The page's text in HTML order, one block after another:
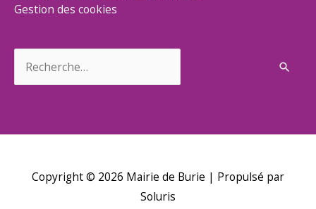
Gestion des cookies
Copyright © 2026 Mairie de Burie | Propulsé par
Soluris